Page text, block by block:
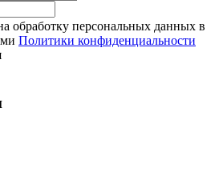
обработку персональных данных в
Политики конфиденциальности